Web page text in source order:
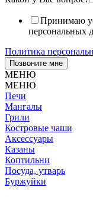
Принимаю
персональных
Политика
Позвоните мне
МЕНЮ
МЕНЮ
Печи
Мангалы
Грили
Костровые чаши
Аксессуары
Казаны
Коптильни
Посуда, утварь
Буржуйки